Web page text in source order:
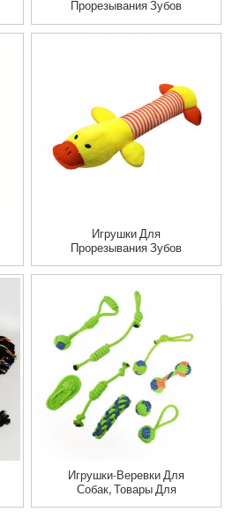
Прорезывания Зубов
Собак, Пищащие
Игрушка Для
Домашних Животных
Игрушки Для
Прорезывания Зубов
Щенка, Игрушки Для
Собак, Пищащие
Игрушки, Свинья,
Натуральная Игрушка
Для Извлечения
Скрипучих Домашних
Животных
Игрушки-Веревки Для
Собак, Товары Для
Животных,